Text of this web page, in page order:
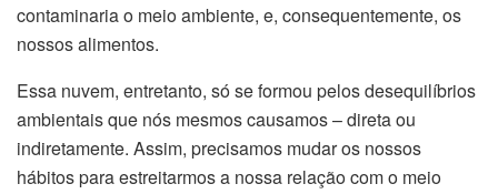
contaminaria o meio ambiente, e, consequentemente, os
nossos alimentos.
Essa nuvem, entretanto, só se formou pelos desequilíbrios
ambientais que nós mesmos causamos – direta ou
indiretamente. Assim, precisamos mudar os nossos
hábitos para estreitarmos a nossa relação com o meio